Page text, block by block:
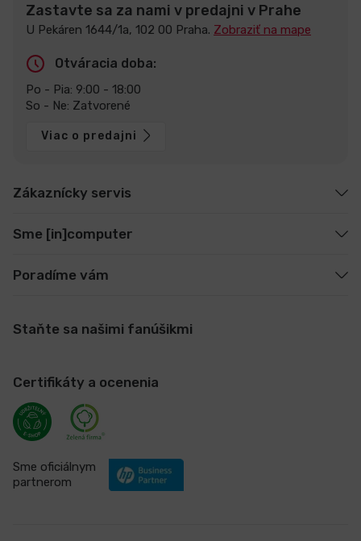
Zastavte sa za nami v predajni v Prahe
U Pekáren 1644/1a, 102 00 Praha. Zobraziť na mape
Otváracia doba:
Po - Pia: 9:00 - 18:00
So - Ne: Zatvorené
Viac o predajni
Zákaznícky servis
Sme [in]computer
Poradíme vám
Staňte sa našimi fanúšikmi
Certifikáty a ocenenia
Sme oficiálnym
partnerom